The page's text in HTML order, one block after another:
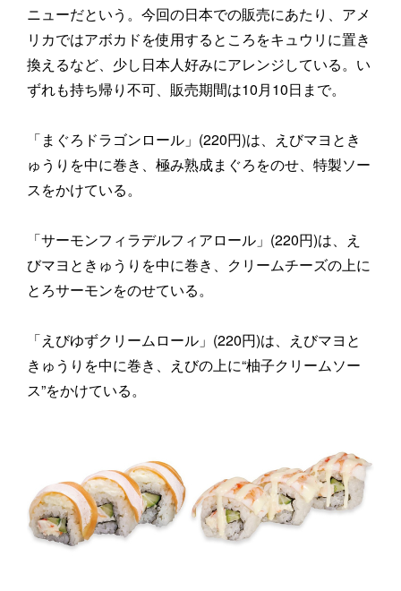
ニューだという。今回の日本での販売にあたり、アメ
リカではアボカドを使用するところをキュウリに置き
換えるなど、少し日本人好みにアレンジしている。い
ずれも持ち帰り不可、販売期間は10月10日まで。
「まぐろドラゴンロール」(220円)は、えびマヨとき
ゅうりを中に巻き、極み熟成まぐろをのせ、特製ソー
スをかけている。
「サーモンフィラデルフィアロール」(220円)は、え
びマヨときゅうりを中に巻き、クリームチーズの上に
とろサーモンをのせている。
「えびゆずクリームロール」(220円)は、えびマヨと
きゅうりを中に巻き、えびの上に“柚子クリームソー
ス”をかけている。